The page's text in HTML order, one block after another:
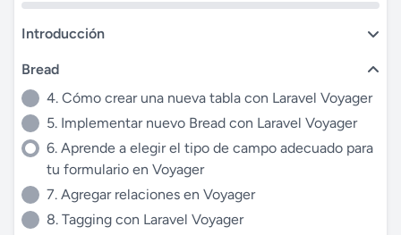
Introducción
Bread
4. Cómo crear una nueva tabla con Laravel Voyager
5. Implementar nuevo Bread con Laravel Voyager
6. Aprende a elegir el tipo de campo adecuado para
tu formulario en Voyager
7. Agregar relaciones en Voyager
8. Tagging con Laravel Voyager